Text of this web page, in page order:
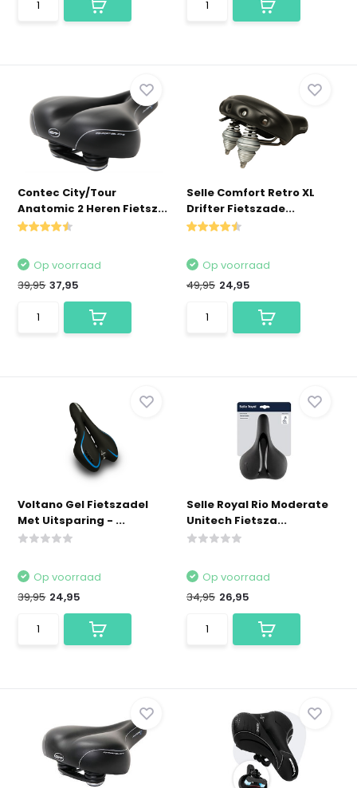
Contec City/Tour
Anatomic 2 Heren Fietsz...
Op voorraad
39,95 37,95
Selle Comfort Retro XL
Drifter Fietszade...
Op voorraad
49,95 24,95
Voltano Gel Fietszadel
Met Uitsparing - ...
Op voorraad
39,95 24,95
Selle Royal Rio Moderate
Unitech Fietsza...
Op voorraad
34,95 26,95